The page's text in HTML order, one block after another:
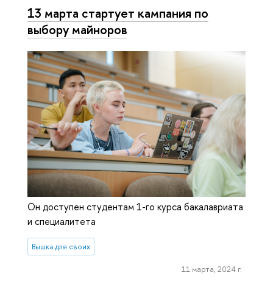
13 марта стартует кампания по
выбору майноров
Он доступен студентам 1-го курса бакалавриата
и специалитета
Вышка для своих
11 марта, 2024 г.